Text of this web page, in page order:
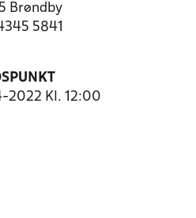
Brøndby
5841
2022 Kl. 12:00